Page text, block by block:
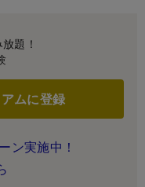
題！
ムに登録
ン実施中！